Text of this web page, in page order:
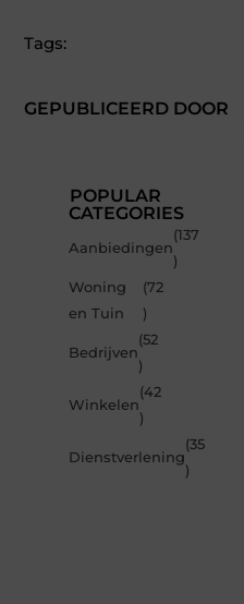
GEPUBLICEERD DOOR
Tags:
POPULAR
CATEGORIES
Aanbiedingen
(137
)
Woning
en Tuin
(72
)
Bedrijven
(52
)
Winkelen
(42
)
Dienstverlening
(35
)